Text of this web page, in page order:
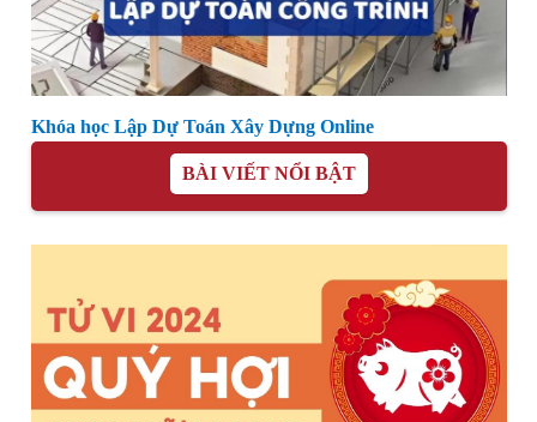
Khóa học Lập Dự Toán Xây Dựng Online
BÀI VIẾT NỔI BẬT